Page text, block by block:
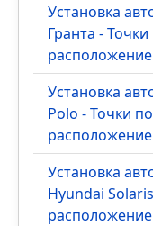
Установка
Гранта -
Установка
Polo - Точки
Установка
Hyundai